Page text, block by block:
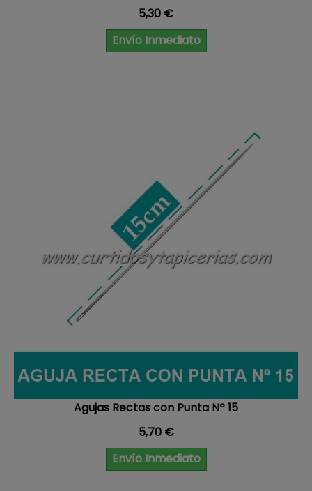
Precio
5,30 €
Envío Inmediato
Agujas Rectas con Punta Nº 15
Precio
5,70 €
Envío Inmediato